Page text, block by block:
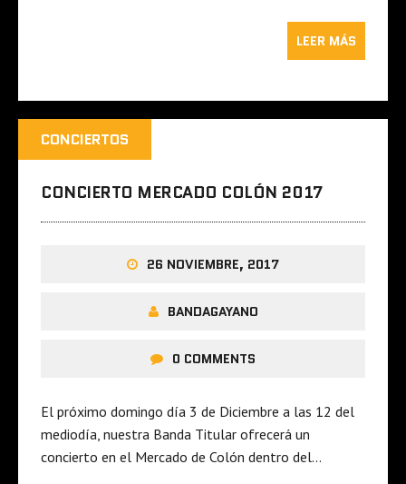
LEER MÁS
CONCIERTOS
CONCIERTO MERCADO COLÓN 2017
26 NOVIEMBRE, 2017
BANDAGAYANO
0 COMMENTS
El próximo domingo día 3 de Diciembre a las 12 del
mediodía, nuestra Banda Titular ofrecerá un
concierto en el Mercado de Colón dentro del…